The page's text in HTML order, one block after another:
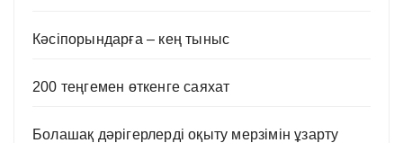
Кәсіпорындарға – кең тыныс
200 теңгемен өткенге саяхат
Болашақ дәрігерлерді оқыту мерзімін ұзарту